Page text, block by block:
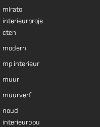
mirato
interieurproje
cten
modern
mp interieur
muur
muurverf
noud
interieurbou